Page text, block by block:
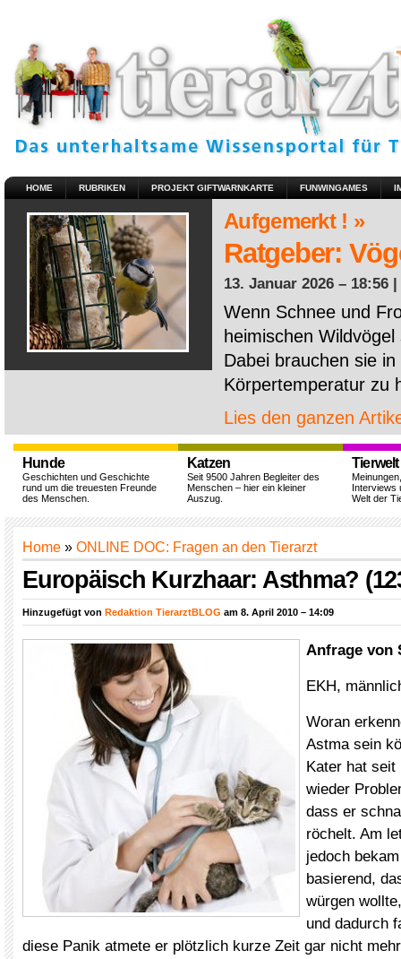
HOME RUBRIKEN PROJEKT GIFTWARNKARTE FUNWINGAMES
Aufgemerkt ! »
Ratgeber:
13. Januar 2026 – 18:56 |
Wenn Schnee und
heimischen
Dabei brauchen sie
Körpertemperatur zu
Lies den ganzen
Hunde
Geschichten und Geschichte
rund um die treuesten Freunde
des Menschen.
Katzen
Seit 9500 Jahren Begleiter des
Menschen – hier ein kleiner
Auszug.
Tierwelt
Interviews
Welt der
Home » ONLINE DOC: Fragen an den Tierarzt
Europäisch Kurzhaar: Asthma?
Hinzugefügt von Redaktion TierarztBLOG am 8. April 2010 – 14:09
Anfrage von
EKH,
Woran
Astma sein
Kater hat seit
wieder
dass er
röchelt. Am
jedoch
basierend,
würgen
und dadurch
diese Panik atmete er plötzlich kurze Zeit gar nicht